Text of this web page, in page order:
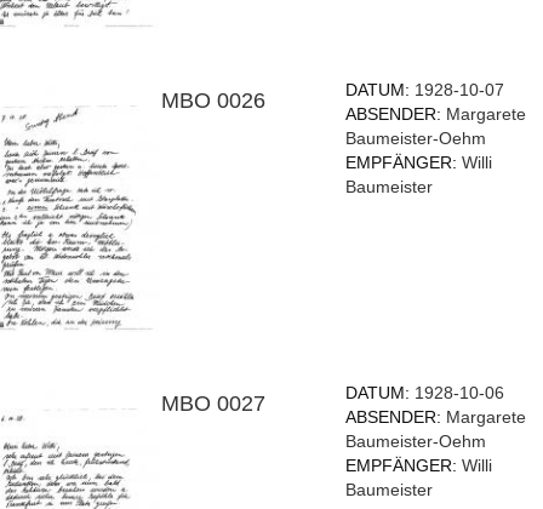
MBO 0026 DATUM: 1928-10-07
ABSENDER: Margarete
Baumeister-Oehm
EMPFÄNGER:Willi
Baumeister
MBO 0027 DATUM: 1928-10-06
ABSENDER: Margarete
Baumeister-Oehm
EMPFÄNGER:Willi
Baumeister